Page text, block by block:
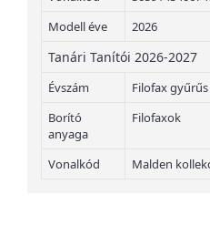
Modell éve
2026
Tanári Tanítói 2026-2027
Évszám
Filofax
Borító
anyaga
Filofaxok
Vonalkód Malden